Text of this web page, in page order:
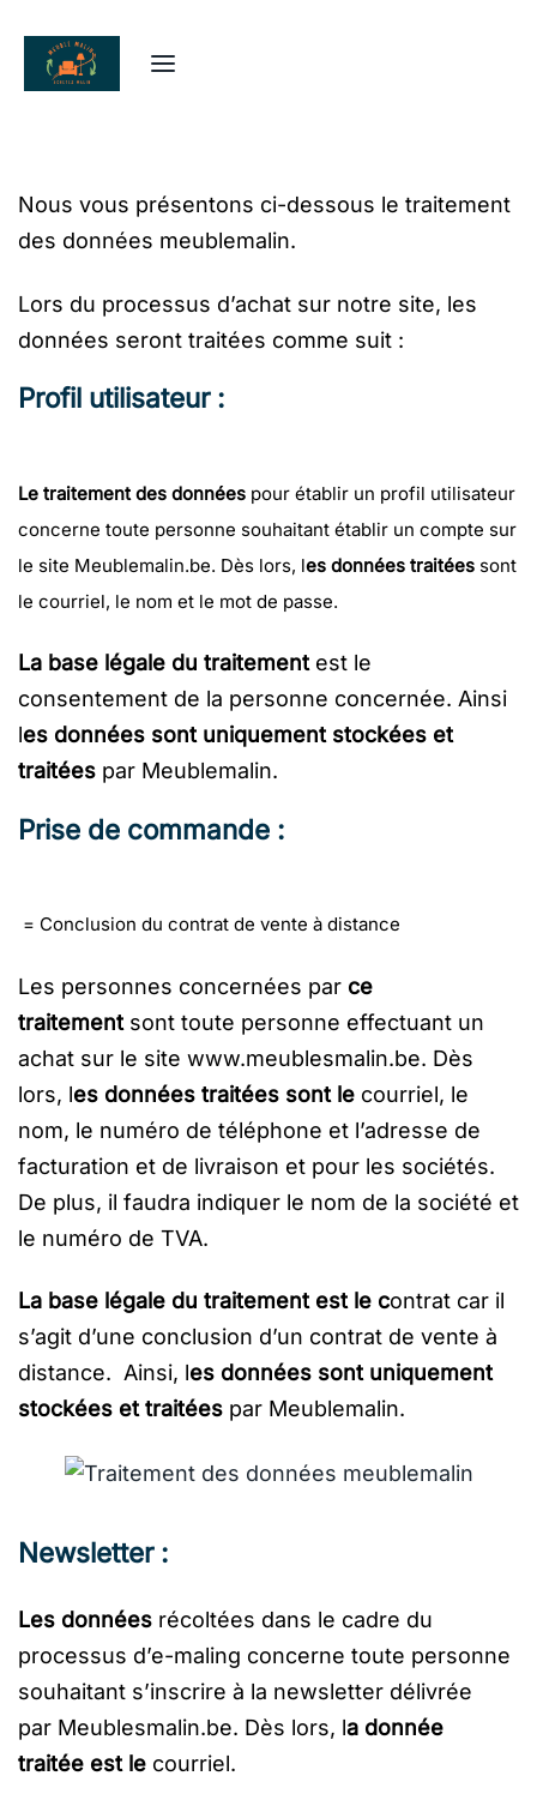
Nous vous présentons ci-dessous le traitement
des données meublemalin.
Lors du processus d’achat sur notre site, les
données seront traitées comme suit :
Profil utilisateur :
Le traitement des données pour établir un profil utilisateur
concerne toute personne souhaitant établir un compte sur
le site Meublemalin.be. Dès lors, les données traitées sont
le courriel, le nom et le mot de passe.
La base légale du traitement est le
consentement de la personne concernée. Ainsi
les données sont uniquement stockées et
traitées par Meublemalin.
Prise de commande :
= Conclusion du contrat de vente à distance
Les personnes concernées par ce
traitement sont toute personne effectuant un
achat sur le site www.meublesmalin.be. Dès
lors, les données traitées sont le courriel, le
nom, le numéro de téléphone et l’adresse de
facturation et de livraison et pour les sociétés.
De plus, il faudra indiquer le nom de la société et
le numéro de TVA.
La base légale du traitement est le contrat car il
s’agit d’une conclusion d’un contrat de vente à
distance. Ainsi, les données sont uniquement
stockées et traitées par Meublemalin.
Newsletter :
Les données récoltées dans le cadre du
processus d’e-maling concerne toute personne
souhaitant s’inscrire à la newsletter délivrée
par Meublesmalin.be. Dès lors, la donnée
traitée est le courriel.